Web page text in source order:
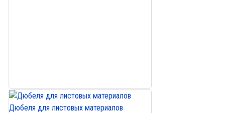
Дюбеля для листовых материалов